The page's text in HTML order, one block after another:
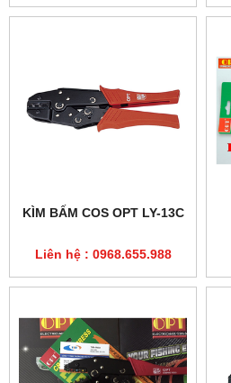
KÌM BẤM COS OPT LY-13C
Liên hệ : 0968.655.988